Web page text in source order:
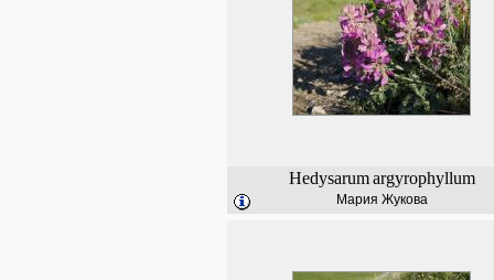
Hedysarum argyrophyllum
Мария Жукова